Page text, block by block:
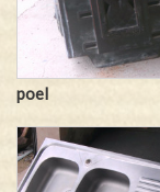
poel